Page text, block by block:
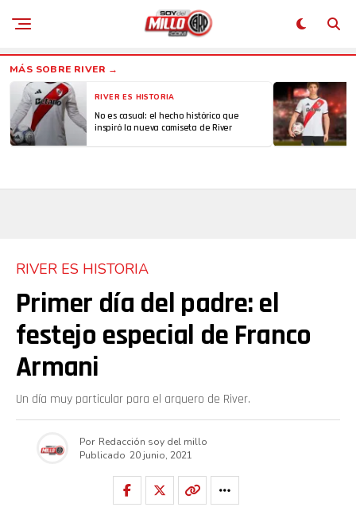
RIVER ES HISTORIA
No es casual: el hecho histórico que
inspiró la nueva camiseta de River
RIVER ES HISTORIA
Primer día del padre: el
festejo especial de Franco
Armani
Un día muy particular para el arquero de River.
Por Redacción soy del millo
Publicado 20 junio, 2021